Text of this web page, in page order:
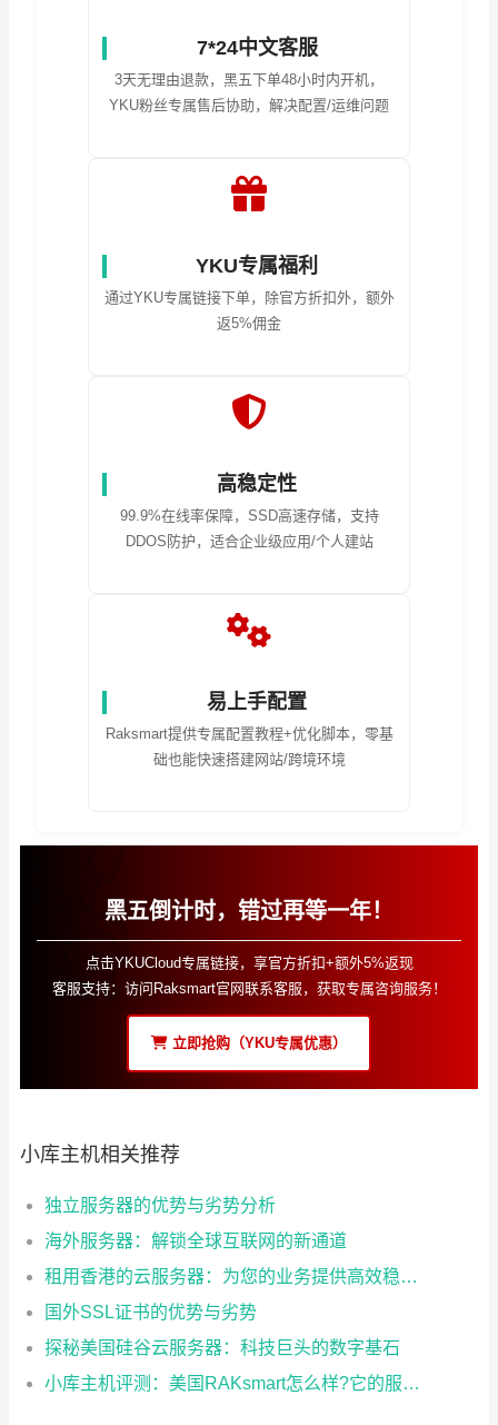
7*24中文客服
3天无理由退款，黑五下单48小时内开机，
YKU粉丝专属售后协助，解决配置/运维问题
YKU专属福利
通过YKU专属链接下单，除官方折扣外，额外
返5%佣金
高稳定性
99.9%在线率保障，SSD高速存储，支持
DDOS防护，适合企业级应用/个人建站
易上手配置
Raksmart提供专属配置教程+优化脚本，零基
础也能快速搭建网站/跨境环境
黑五倒计时，错过再等一年！
点击YKUCloud专属链接，享官方折扣+额外5%返现
客服支持：访问Raksmart官网联系客服，获取专属咨询服务！
立即抢购（YKU专属优惠）
小库主机相关推荐
独立服务器的优势与劣势分析
海外服务器：解锁全球互联网的新通道
租用香港的云服务器：为您的业务提供高效稳定的网络支持
国外SSL证书的优势与劣势
探秘美国硅谷云服务器：科技巨头的数字基石
小库主机评测：美国RAKsmart怎么样?它的服务器有哪些?